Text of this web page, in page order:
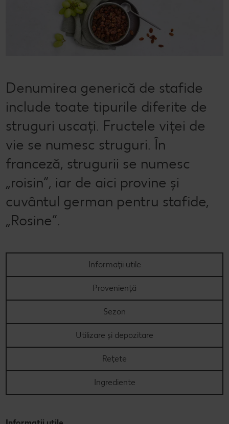
Dicționar de alimente
Valorile noastre
Rețete de mic dejun vegan
Rețete de prăjituri
Sustenabilitate
Concursuri
Marcă proprie Kaufland - și calitate și preț mic
Semințele de pepene verde
Bucuria de a găti
Denumirea generică de stafide
include toate tipurile diferite de
struguri uscați. Fructele viței de
vie se numesc struguri. În
franceză, strugurii se numesc
„roisin“, iar de aici provine și
cuvântul german pentru stafide,
„Rosine”.
Informații utile
Proveniență
Sezon
Utilizare și depozitare
Rețete
Ingrediente